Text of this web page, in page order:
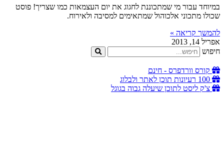
במיוחד עבור מי שמתכוננת לחגוג את יום העצמאות כמו שצריך! פוסט
שכולו מתכוני אלכוהול שמתאימים למסיבה ולאירוח.
להמשך קריאה »
אפריל 14, 2013
חיפוש
קורס וורדפרס - חינם
100 רעיונות תוכן לאתר ולבלוג
צ'ק ליסט לתוכן שיעלה גבוה בגוגל